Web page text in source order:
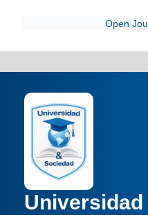
Open
Universidad